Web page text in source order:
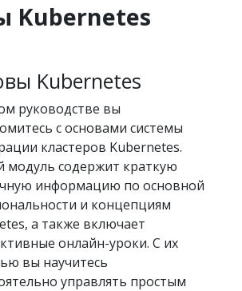
Kubernetes
Kubernetes
руководстве вы
с основами системы
кластеров Kubernetes.
модуль содержит краткую
информацию по основной
и концепциям
а также включает
онлайн-уроки. С их
вы научитесь
управлять простым